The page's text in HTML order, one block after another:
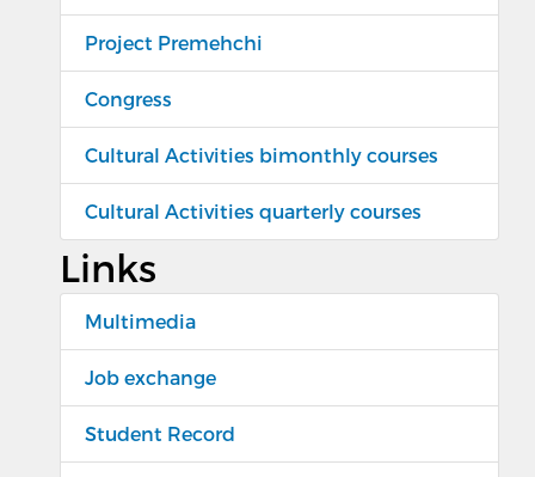
Project Premehchi
Congress
Cultural Activities bimonthly courses
Cultural Activities quarterly courses
Links
Multimedia
Job exchange
Student Record